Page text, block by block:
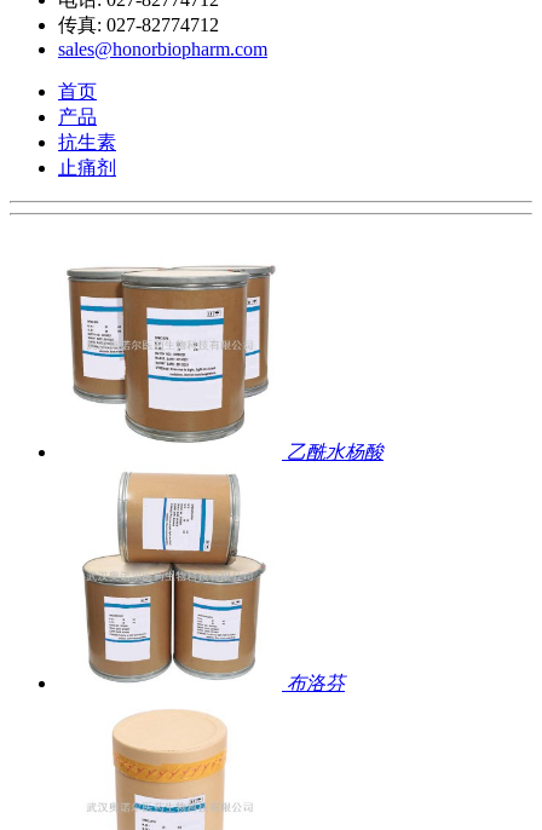
传真: 027-82774712
sales@honorbiopharm.com
首页
产品
抗生素
止痛剂
乙酰水杨酸
布洛芬